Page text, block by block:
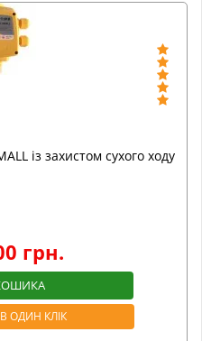
із захистом сухого ходу
грн.
ОДИН КЛІК